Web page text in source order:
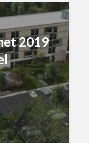
2019